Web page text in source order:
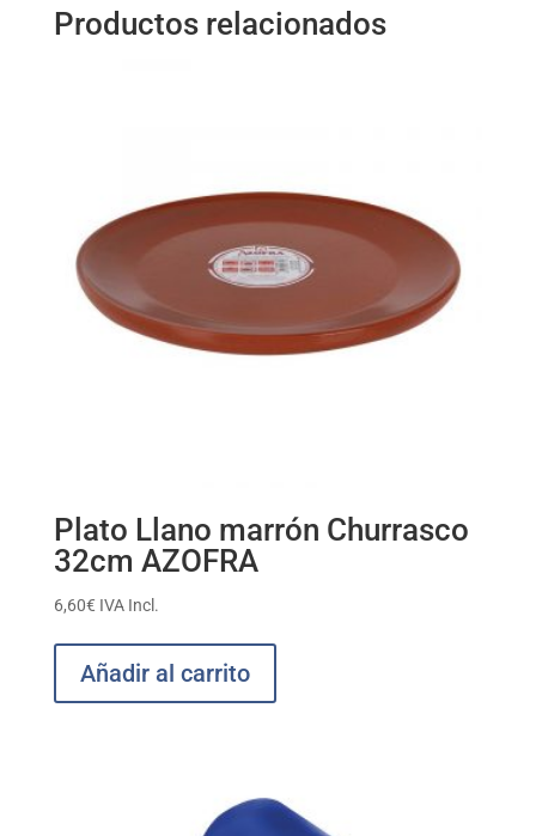
Productos relacionados
Plato Llano marrón Churrasco
32cm AZOFRA
6,60€ IVA Incl.
Añadir al carrito